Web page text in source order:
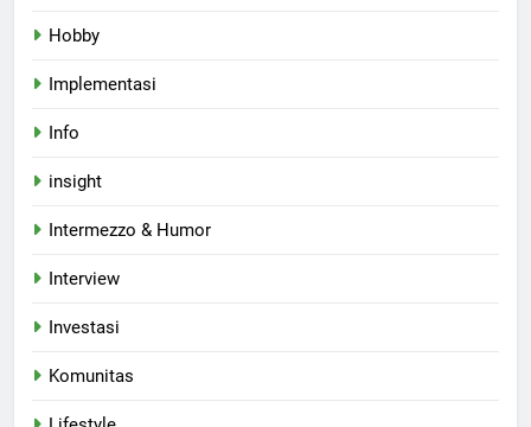
Hobby
Implementasi
Info
insight
Intermezzo & Humor
Interview
Investasi
Komunitas